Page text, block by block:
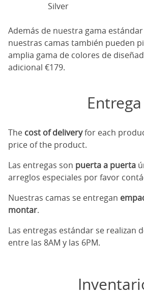
Silver
Además de nuestra gama
nuestras camas también pueden
amplia gama de colores de
adicional €179.
Entrega
The cost of deliveryfor each
price of the product.
Las entregas son puerta a puerta
arreglos especiales por favor
Nuestras camas se entregan
montar.
Las entregas estándar se realizan
entre las 8AM y las 6PM.